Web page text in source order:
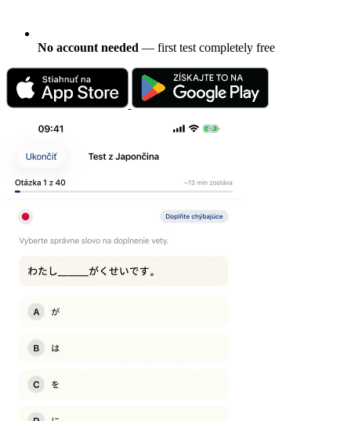
No account needed — first test completely free